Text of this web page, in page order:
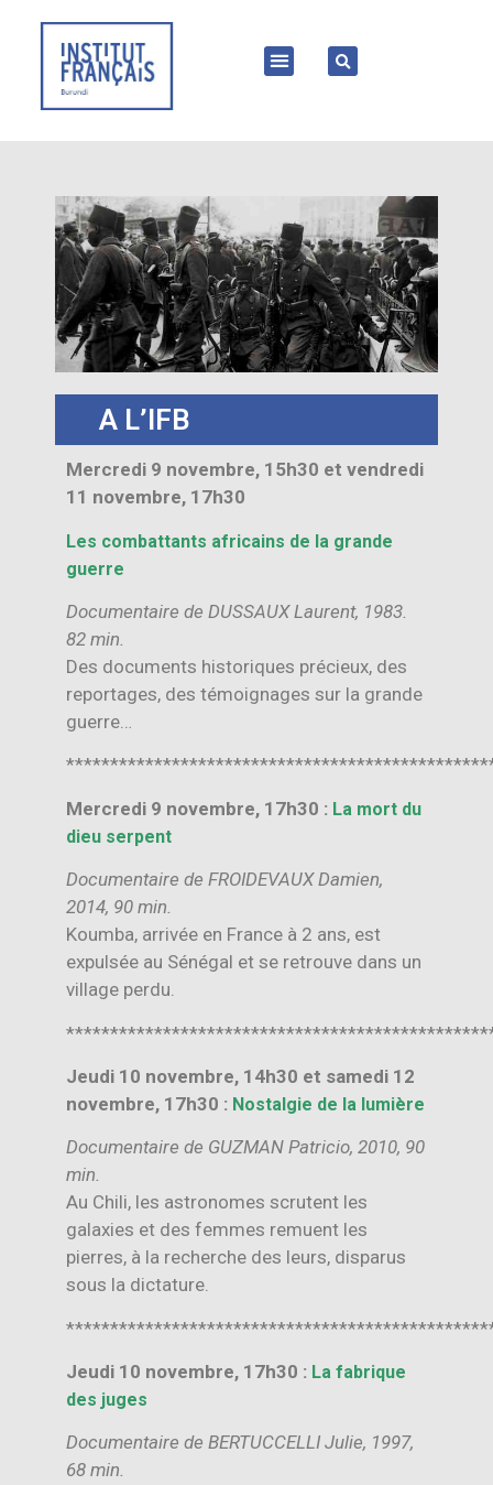
A L’IFB
Mercredi 9 novembre, 15h30 et vendredi
11 novembre, 17h30
Les combattants africains de la grande
guerre
Documentaire de DUSSAUX Laurent, 1983.
82 min.
Des documents historiques précieux, des
reportages, des témoignages sur la grande
guerre…
Mercredi 9 novembre, 17h30 : La mort du
dieu serpent
Documentaire de FROIDEVAUX Damien,
2014, 90 min.
Koumba, arrivée en France à 2 ans, est
expulsée au Sénégal et se retrouve dans un
village perdu.
Jeudi 10 novembre, 14h30 et samedi 12
novembre, 17h30 : Nostalgie de la lumière
Documentaire de GUZMAN Patricio, 2010, 90
min.
Au Chili, les astronomes scrutent les
galaxies et des femmes remuent les
pierres, à la recherche des leurs, disparus
sous la dictature.
Jeudi 10 novembre, 17h30 : La fabrique
des juges
Documentaire de BERTUCCELLI Julie, 1997,
68 min.